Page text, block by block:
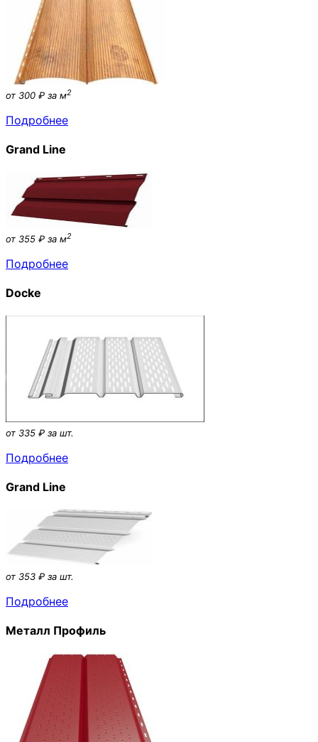
от 300 ₽ за м2
Подробнее
Grand Line
от 355 ₽ за м2
Подробнее
Docke
от 335 ₽ за шт.
Подробнее
Grand Line
от 353 ₽ за шт.
Подробнее
Металл Профиль